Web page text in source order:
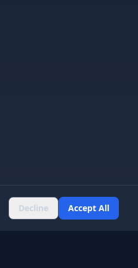
Decline Accept All